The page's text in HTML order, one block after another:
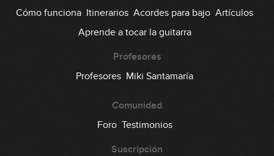
Cómo funciona Itinerarios Acordes para bajo Artículos
Aprende a tocar la guitarra
Profesores
Profesores Miki Santamaría
Comunidad
Foro Testimonios
Suscripción